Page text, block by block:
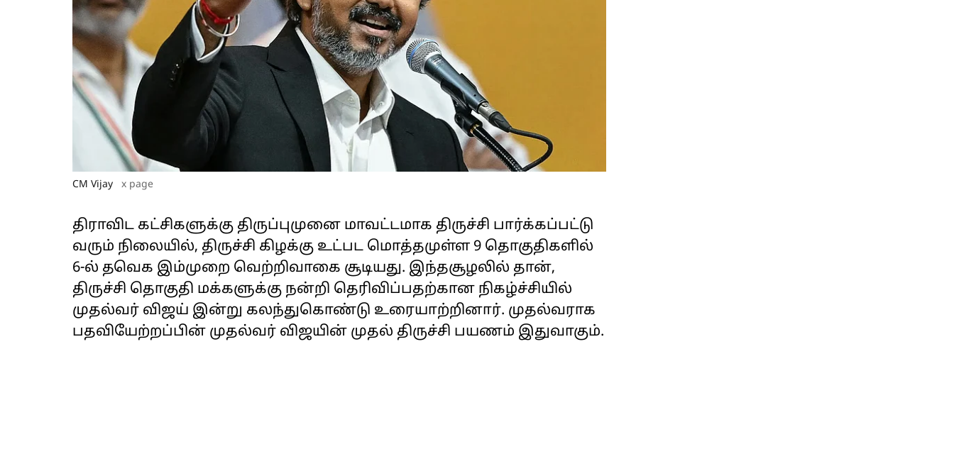
CM Vijay x page
திராவிட கட்சிகளுக்கு திருப்புமுனை மாவட்டமாக திருச்சி பார்க்கப்பட்டு
வரும் நிலையில், திருச்சி கிழக்கு உட்பட மொத்தமுள்ள 9 தொகுதிகளில்
6-ல் தவெக இம்முறை வெற்றிவாகை சூடியது. இந்தசூழலில் தான்,
திருச்சி தொகுதி மக்களுக்கு நன்றி தெரிவிப்பதற்கான நிகழ்ச்சியில்
முதல்வர் விஜய் இன்று கலந்துகொண்டு உரையாற்றினார். முதல்வராக
பதவியேற்றப்பின் முதல்வர் விஜயின் முதல் திருச்சி பயணம் இதுவாகும்.